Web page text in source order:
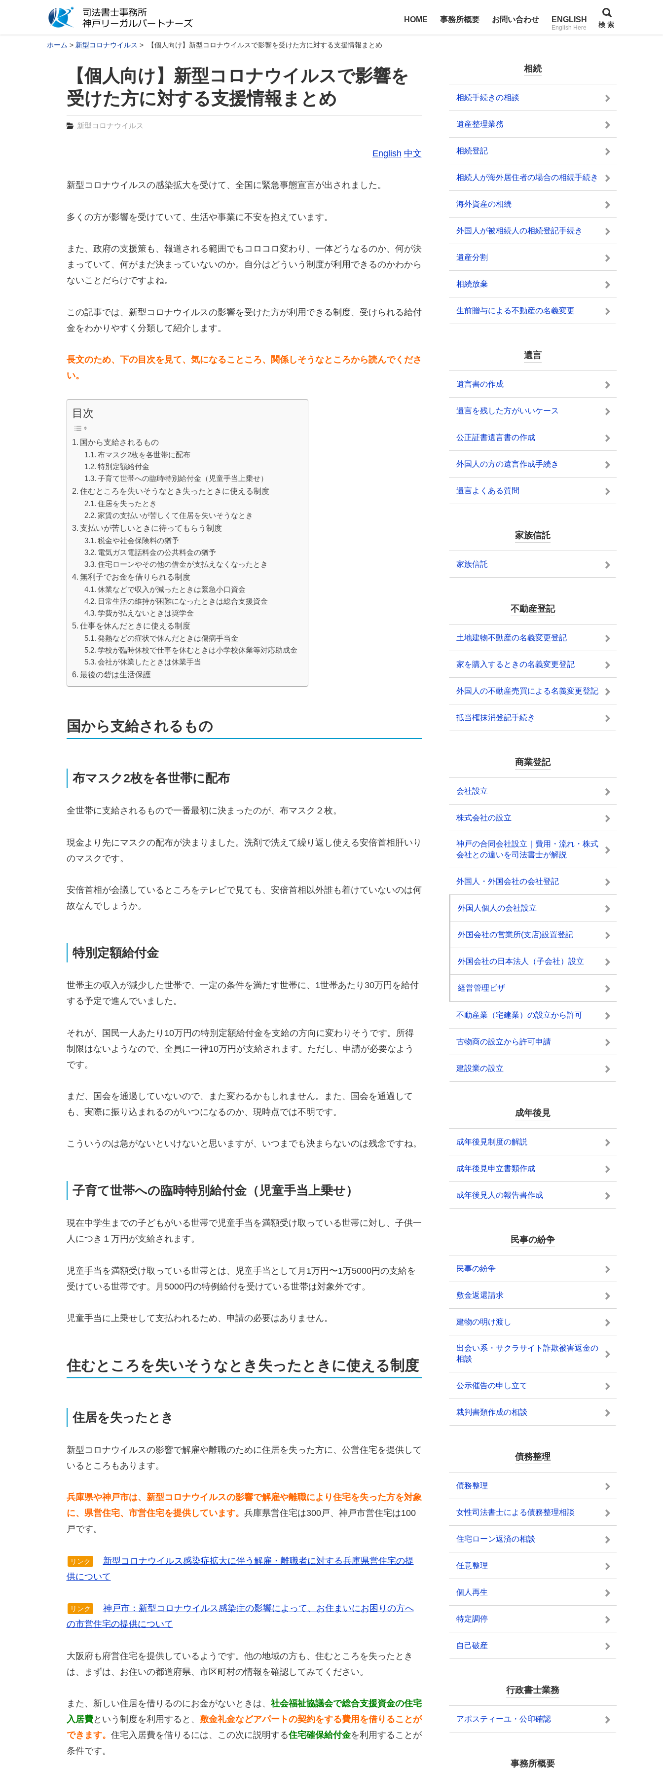
HOME 事務所概要 お問い合わせ ENGLISH
English Here 検 索
ホーム 新型コロナウイルス 【個人向け】新型コロナウイルスで影響を受けた方に対する支援情報まとめ
【個人向け】新型コロナウイルスで影響を
受けた方に対する支援情報まとめ
新型コロナウイルス
English 中文
新型コロナウイルスの感染拡大を受けて、全国に緊急事態宣言が出されました。
多くの方が影響を受けていて、生活や事業に不安を抱えています。
また、政府の支援策も、報道される範囲でもコロコロ変わり、一体どうなるのか、何が決
まっていて、何がまだ決まっていないのか。自分はどういう制度が利用できるのかわから
ないことだらけですよね。
この記事では、新型コロナウイルスの影響を受けた方が利用できる制度、受けられる給付
金をわかりやすく分類して紹介します。
長文のため、下の目次を見て、気になることころ、関係しそうなところから読んでくださ
い。
目次
国から支給されるもの
布マスク2枚を各世帯に配布
特別定額給付金
子育て世帯への臨時特別給付金（児童手当上乗せ）
住むところを失いそうなとき失ったときに使える制度
住居を失ったとき
家賃の支払いが苦しくて住居を失いそうなとき
支払いが苦しいときに待ってもらう制度
税金や社会保険料の猶予
電気ガス電話料金の公共料金の猶予
住宅ローンやその他の借金が支払えなくなったとき
無利子でお金を借りられる制度
休業などで収入が減ったときは緊急小口資金
日常生活の維持が困難になったときは総合支援資金
学費が払えないときは奨学金
仕事を休んだときに使える制度
発熱などの症状で休んだときは傷病手当金
学校が臨時休校で仕事を休むときは小学校休業等対応助成金
会社が休業したときは休業手当
最後の砦は生活保護
国から支給されるもの
布マスク2枚を各世帯に配布
全世帯に支給されるもので一番最初に決まったのが、布マスク２枚。
現金より先にマスクの配布が決まりました。洗剤で洗えて繰り返し使える安倍首相肝いり
のマスクです。
安倍首相が会議しているところをテレビで見ても、安倍首相以外誰も着けていないのは何
故なんでしょうか。
特別定額給付金
世帯主の収入が減少した世帯で、一定の条件を満たす世帯に、1世帯あたり30万円を給付
する予定で進んでいました。
それが、国民一人あたり10万円の特別定額給付金を支給の方向に変わりそうです。所得
制限はないようなので、全員に一律10万円が支給されます。ただし、申請が必要なよう
です。
まだ、国会を通過していないので、また変わるかもしれません。また、国会を通過して
も、実際に振り込まれるのがいつになるのか、現時点では不明です。
こういうのは急がないといけないと思いますが、いつまでも決まらないのは残念ですね。
子育て世帯への臨時特別給付金（児童手当上乗せ）
現在中学生までの子どもがいる世帯で児童手当を満額受け取っている世帯に対し、子供一
人につき１万円が支給されます。
児童手当を満額受け取っている世帯とは、児童手当として月1万円〜1万5000円の支給を
受けている世帯です。月5000円の特例給付を受けている世帯は対象外です。
児童手当に上乗せして支払われるため、申請の必要はありません。
住むところを失いそうなとき失ったときに使える制度
住居を失ったとき
新型コロナウイルスの影響で解雇や離職のために住居を失った方に、公営住宅を提供して
いるところもあります。
兵庫県や神戸市は、新型コロナウイルスの影響で解雇や離職により住宅を失った方を対象
に、県営住宅、市営住宅を提供しています。 兵庫県営住宅は300戸、神戸市営住宅は100
戸です。
リンク
新型コロナウイルス感染症拡大に伴う解雇・離職者に対する兵庫県営住宅の提
供について
リンク
神戸市：新型コロナウイルス感染症の影響によって、お住まいにお困りの方へ
の市営住宅の提供について
大阪府も府営住宅を提供しているようです。他の地域の方も、住むところを失ったとき
は、まずは、お住いの都道府県、市区町村の情報を確認してみてください。
また、新しい住居を借りるのにお金がないときは、 社会福祉協議会で総合支援資金の住宅
入居費という制度を利用すると、 敷金礼金などアパートの契約をする費用を借りることが
できます。 住宅入居費を借りるには、この次に説明する住宅確保給付金を利用することが
条件です。
相続
相続手続きの相談
遺産整理業務
相続登記
相続人が海外居住者の場合の相続手続き
海外資産の相続
外国人が被相続人の相続登記手続き
遺産分割
相続放棄
生前贈与による不動産の名義変更
遺言
遺言書の作成
遺言を残した方がいいケース
公正証書遺言書の作成
外国人の方の遺言作成手続き
遺言よくある質問
家族信託
家族信託
不動産登記
土地建物不動産の名義変更登記
家を購入するときの名義変更登記
外国人の不動産売買による名義変更登記
抵当権抹消登記手続き
商業登記
会社設立
株式会社の設立
神戸の合同会社設立｜費用・流れ・株式
会社との違いを司法書士が解説
外国人・外国会社の会社登記
外国人個人の会社設立
外国会社の営業所(支店)設置登記
外国会社の日本法人（子会社）設立
経営管理ビザ
不動産業（宅建業）の設立から許可
古物商の設立から許可申請
建設業の設立
成年後見
成年後見制度の解説
成年後見申立書類作成
成年後見人の報告書作成
民事の紛争
民事の紛争
敷金返還請求
建物の明け渡し
出会い系・サクラサイト詐欺被害返金の
相談
公示催告の申し立て
裁判書類作成の相談
債務整理
債務整理
女性司法書士による債務整理相談
住宅ローン返済の相談
任意整理
個人再生
特定調停
自己破産
行政書士業務
アポスティーユ・公印確認
事務所概要